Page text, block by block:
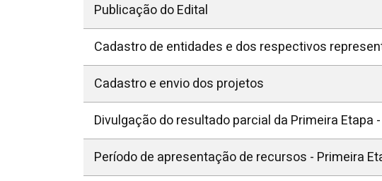
Publicação do Edital
Cadastro de entidades e dos respectivos
Cadastro e envio dos projetos
Divulgação do resultado parcial da Primeira Etapa
Período de apresentação de recursos - Primeira